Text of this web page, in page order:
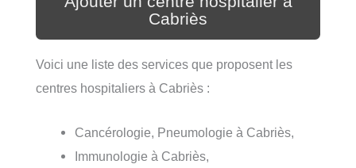
Cabriès
Voici une liste des services que proposent les
centres hospitaliers à Cabriès :
Cancérologie, Pneumologie à Cabriès,
Immunologie à Cabriès,